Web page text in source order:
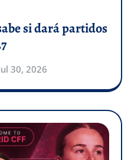
si dará partidos
30, 2026